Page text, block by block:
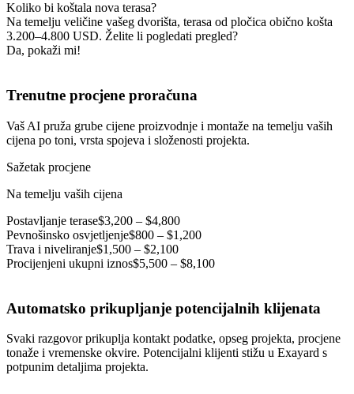
Koliko bi koštala nova terasa?
Na temelju veličine vašeg dvorišta, terasa od pločica obično košta
3.200–4.800 USD. Želite li pogledati pregled?
Da, pokaži mi!
Trenutne procjene proračuna
Vaš AI pruža grube cijene proizvodnje i montaže na temelju vaših
cijena po toni, vrsta spojeva i složenosti projekta.
Sažetak procjene
Na temelju vaših cijena
Postavljanje terase$3,200 – $4,800
Pevnošinsko osvjetljenje$800 – $1,200
Trava i niveliranje$1,500 – $2,100
Procijenjeni ukupni iznos$5,500 – $8,100
Automatsko prikupljanje potencijalnih klijenata
Svaki razgovor prikuplja kontakt podatke, opseg projekta, procjene
tonaže i vremenske okvire. Potencijalni klijenti stižu u Exayard s
potpunim detaljima projekta.